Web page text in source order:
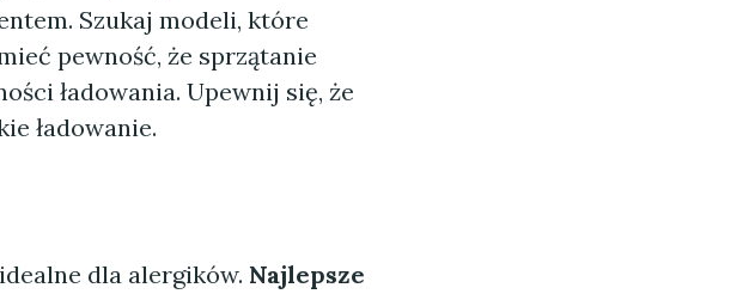
Szukaj modeli, które
pewność, że sprzątanie
ładowania. Upewnij się, że
ładowanie.
dla alergików. Najlepsze